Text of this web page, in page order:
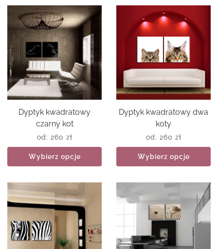
Dyptyk kwadratowy
czarny kot
od: 260 zł
Wybierz opcje
Dyptyk kwadratowy dwa
koty
od: 260 zł
Wybierz opcje